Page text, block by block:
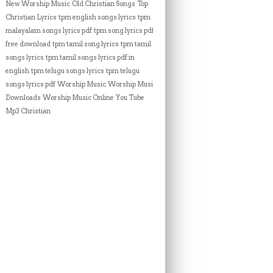
New Worship Music Old Christian Songs Top
Christian Lyrics tpm english songs lyrics tpm
malayalam songs lyrics pdf tpm song lyrics pdf
free download tpm tamil song lyrics tpm tamil
songs lyrics tpm tamil songs lyrics pdf in
english tpm telugu songs lyrics tpm telugu
songs lyrics pdf Worship Music Worship Music
Downloads Worship Music Online You Tube
Mp3 Christian